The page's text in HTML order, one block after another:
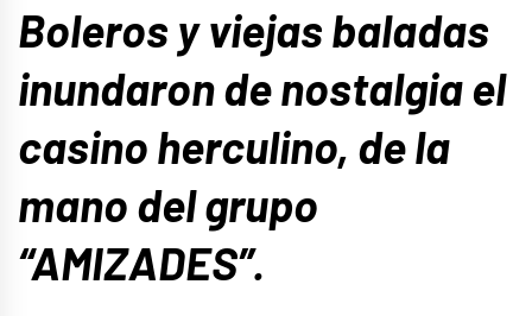
Boleros y viejas baladas
inundaron de nostalgia el
casino herculino, de la
mano del grupo
“AMIZADES”.